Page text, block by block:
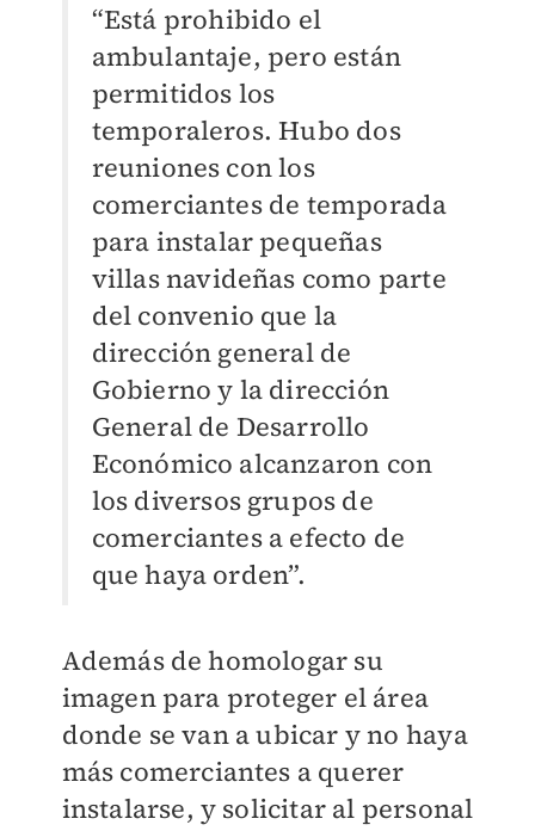
“Está prohibido el
ambulantaje, pero están
permitidos los
temporaleros. Hubo dos
reuniones con los
comerciantes de temporada
para instalar pequeñas
villas navideñas como parte
del convenio que la
dirección general de
Gobierno y la dirección
General de Desarrollo
Económico alcanzaron con
los diversos grupos de
comerciantes a efecto de
que haya orden”.
Además de homologar su
imagen para proteger el área
donde se van a ubicar y no haya
más comerciantes a querer
instalarse, y solicitar al personal